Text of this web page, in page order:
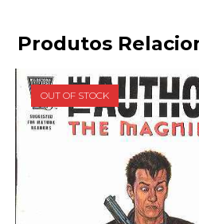
Produtos
OUT OF STOCK